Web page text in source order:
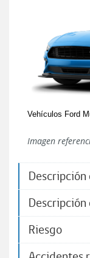
Vehículos Ford
Imagen
Riesgo